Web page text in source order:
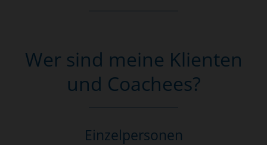
Wer sind meine Klienten
und Coachees?
Einzelpersonen